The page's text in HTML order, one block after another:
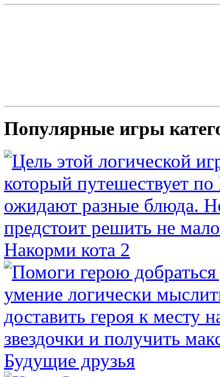
Популярные игры
Накорми кота 2
Будущие друзья